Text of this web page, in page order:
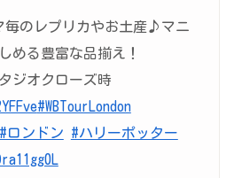
毎のレプリカやお土産♪マニ
める豊富な品揃え！
ジオクローズ時
#WBTourLondon
#ロンドン
#ハリーポッター